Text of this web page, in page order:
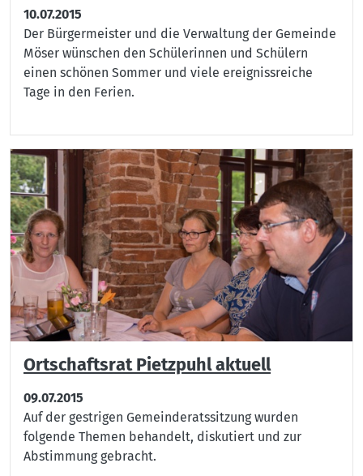
10.07.2015
Der Bürgermeister und die Verwaltung der Gemeinde
Möser wünschen den Schülerinnen und Schülern
einen schönen Sommer und viele ereignissreiche
Tage in den Ferien.
Ortschaftsrat Pietzpuhl aktuell
09.07.2015
Auf der gestrigen Gemeinderatssitzung wurden
folgende Themen behandelt, diskutiert und zur
Abstimmung gebracht.